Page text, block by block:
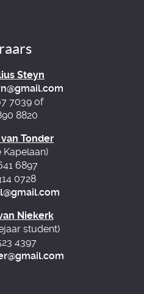
Steyn
7039 of
8820
van Tonder
Kapelaan)
6897
0728
Niekerk
student)
4397